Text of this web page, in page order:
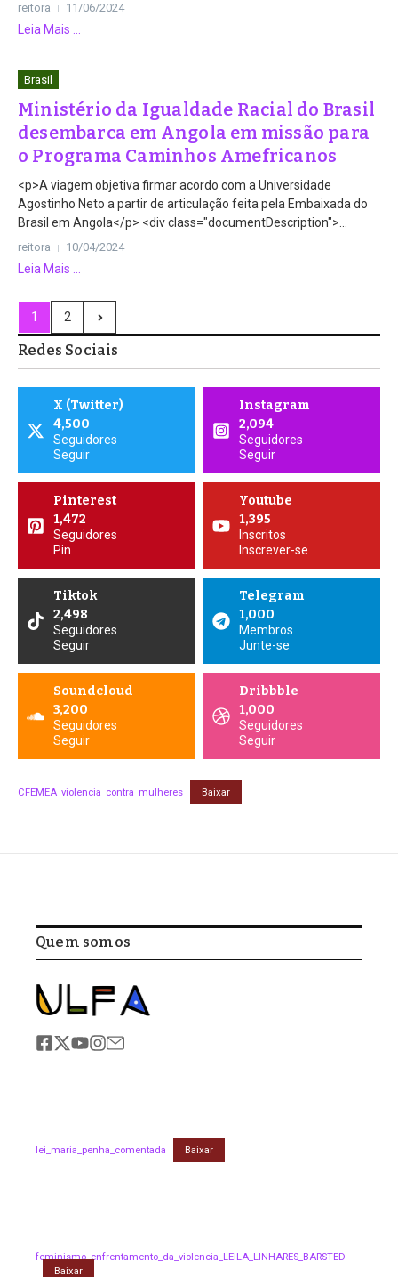
reitora 11/06/2024
Leia Mais ...
Brasil
Ministério da Igualdade Racial do Brasil
desembarca em Angola em missão para
o Programa Caminhos Amefricanos
<p>A viagem objetiva firmar acordo com a Universidade
Agostinho Neto a partir de articulação feita pela Embaixada do
Brasil em Angola</p> <div class="documentDescription">...
reitora 10/04/2024
Leia Mais ...
1 2
Redes Sociais
X (Twitter)
4,500
Seguidores
Seguir
Instagram
2,094
Seguidores
Seguir
Pinterest
1,472
Seguidores
Pin
Youtube
1,395
Inscritos
Inscrever-se
Tiktok
2,498
Seguidores
Seguir
Telegram
1,000
Membros
Junte-se
Soundcloud
3,200
Seguidores
Seguir
Dribbble
1,000
Seguidores
Seguir
CFEMEA_violencia_contra_mulheres Baixar
Quem somos
lei_maria_penha_comentada Baixar
feminismo_enfrentamento_da_violencia_LEILA_LINHARES_BARSTED
Baixar